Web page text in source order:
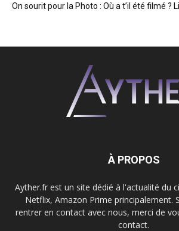
On sourit pour la Photo : Où a t’il été filmé ?
À PROPOS
Ayther.fr est un site dédié à l'actualité du
Netflix, Amazon Prime principalement.
rentrer en contact avec nous, merci de
contact.